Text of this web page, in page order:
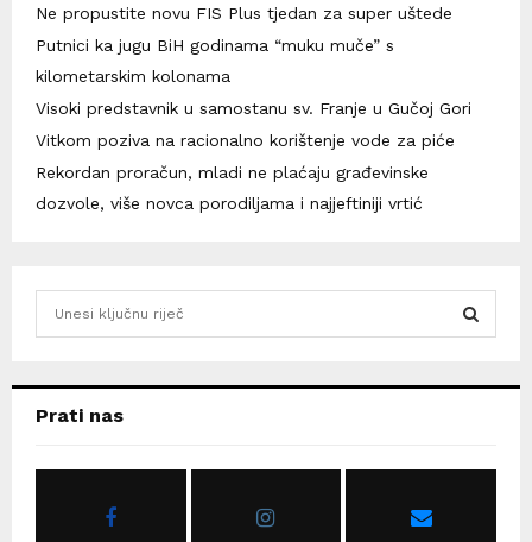
Ne propustite novu FIS Plus tjedan za super uštede
Putnici ka jugu BiH godinama “muku muče” s
kilometarskim kolonama
Visoki predstavnik u samostanu sv. Franje u Gučoj Gori
Vitkom poziva na racionalno korištenje vode za piće
Rekordan proračun, mladi ne plaćaju građevinske
dozvole, više novca porodiljama i najjeftiniji vrtić
hPrati nas